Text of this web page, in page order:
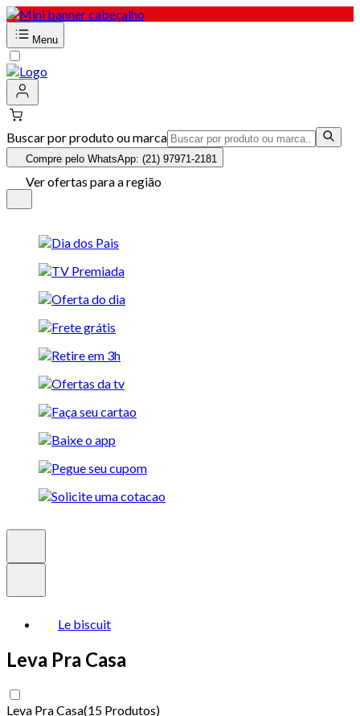
Menu
Buscar por produto ou marca
Compre pelo WhatsApp: (21) 97971-2181
Ver ofertas para a região
Le biscuit
Leva Pra Casa
Leva Pra Casa(15 Produtos)